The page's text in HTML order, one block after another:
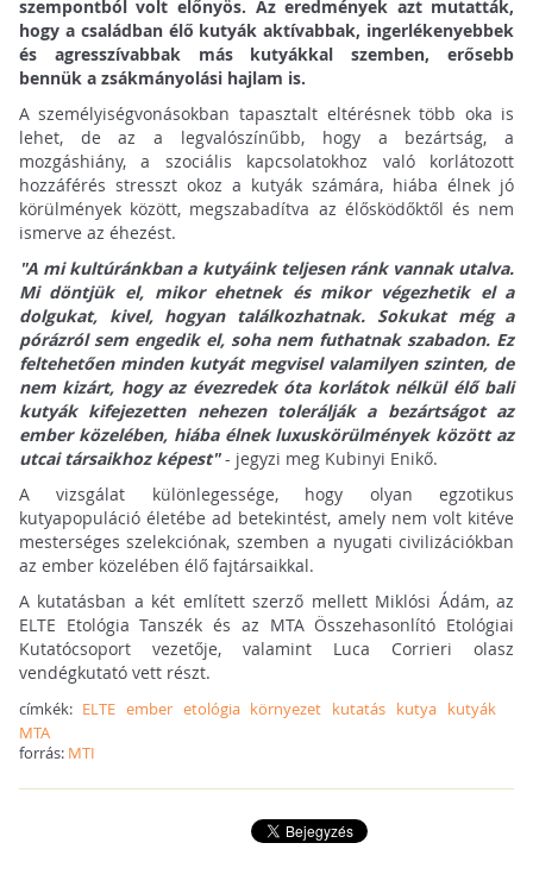
szempontból volt előnyös. Az eredmények azt mutatták,
hogy a családban élő kutyák aktívabbak, ingerlékenyebbek
és agresszívabbak más kutyákkal szemben, erősebb
bennük a zsákmányolási hajlam is.
A személyiségvonásokban tapasztalt eltérésnek több oka is
lehet, de az a legvalószínűbb, hogy a bezártság, a
mozgáshiány, a szociális kapcsolatokhoz való korlátozott
hozzáférés stresszt okoz a kutyák számára, hiába élnek jó
körülmények között, megszabadítva az élősködőktől és nem
ismerve az éhezést.
"A mi kultúránkban a kutyáink teljesen ránk vannak utalva.
Mi döntjük el, mikor ehetnek és mikor végezhetik el a
dolgukat, kivel, hogyan találkozhatnak. Sokukat még a
pórázról sem engedik el, soha nem futhatnak szabadon. Ez
feltehetően minden kutyát megvisel valamilyen szinten, de
nem kizárt, hogy az évezredek óta korlátok nélkül élő bali
kutyák kifejezetten nehezen tolerálják a bezártságot az
ember közelében, hiába élnek luxuskörülmények között az
utcai társaikhoz képest"- jegyzi meg Kubinyi Enikő.
A vizsgálat különlegessége, hogy olyan egzotikus
kutyapopuláció életébe ad betekintést, amely nem volt kitéve
mesterséges szelekciónak, szemben a nyugati civilizációkban
az ember közelében élő fajtársaikkal.
A kutatásban a két említett szerző mellett Miklósi Ádám, az
ELTE Etológia Tanszék és az MTA Összehasonlító Etológiai
Kutatócsoport vezetője, valamint Luca Corrieri olasz
vendégkutató vett részt.
címkék: ELTE ember etológia környezet kutatás kutya kutyák
MTA
forrás: MTI